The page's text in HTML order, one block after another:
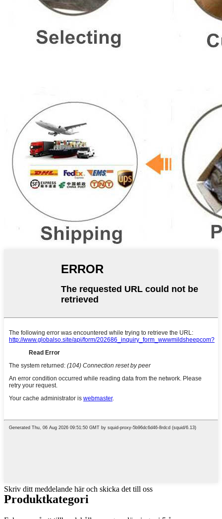
Skriv ditt meddelande här och skicka det till oss
Produktkategori